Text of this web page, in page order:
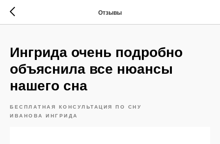
Отзывы
Ингрида очень подробно
объяснила все нюансы
нашего сна
БЕСПЛАТНАЯ КОНСУЛЬТАЦИЯ ПО СНУ
ИВАНОВА ИНГРИДА